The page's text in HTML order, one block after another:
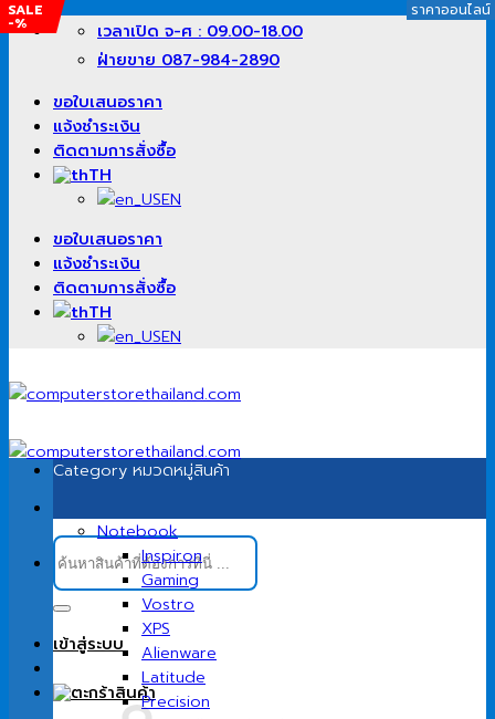
ข้าม
เนื้อหา
เวลาเปิด จ-ศ : 09.00-18.00
ฝ่ายขาย 087-984-2890
ขอใบเสนอราคา
แจ้งชำระเงิน
ติดตามการสั่งซื้อ
TH
EN
ขอใบเสนอราคา
แจ้งชำระเงิน
ติดตามการสั่งซื้อ
TH
EN
ค้นหา:
เข้าสู่ระบบ
Category หมวดหมู่สินค้า
Notebook
Inspiron
Gaming
Vostro
XPS
Alienware
Latitude
Precision
ราคาออนไลน์
SALE
-39%
ราคาออนไลน์
SALE
-60%
ราคาออนไลน์
SALE
-28%
ราคาออนไลน์
SALE
-38%
ราคาออนไลน์
SALE
-22%
ราคาออนไลน์
SALE
-33%
ราคาออนไลน์
SALE
-21%
ราคาออนไลน์
ราคาออนไลน์
SALE
-1%
ราคาออนไลน์
SALE
-%
ราคาออนไลน์
SALE
-%
ราคาออนไลน์
SALE
-1%
ราคาออนไลน์
SALE
-14%
ราคาออนไลน์
SALE
-22%
SALE
-12%
SALE
-11%
ราคาออนไลน์
SALE
-14%
ราคาออนไลน์
SALE
-39%
ราคาออนไลน์
ราคาออนไลน์
ราคาออนไลน์
ราคาออนไลน์
ราคาออนไลน์
SALE
-1%
ราคาออนไลน์
SALE
-0%
ราคาออนไลน์
ราคาออนไลน์
ราคาออนไลน์
SALE
-1%
ราคาออนไลน์
ราคาออนไลน์
SALE
-%
ราคาออนไลน์
ราคาออนไลน์
ราคาออนไลน์